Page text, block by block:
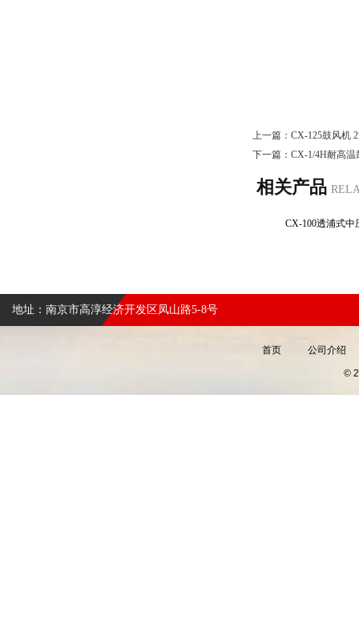
上一篇： CX-125鼓风机
下一篇： CX-1/4H耐高
相关产品
CX-100透浦式
地址：南京市高淳经济开发区凤山路5-8号
首页 公司介绍
©